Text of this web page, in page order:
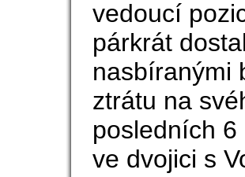
vedoucí
párkrát
nasbíranými
ztrátu na
posledních
ve dvojici s